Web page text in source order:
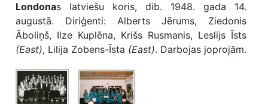
Londonas latviešu koris, dib. 1948. gada 14.
augustā. Diriģenti: Alberts Jērums, Ziedonis
Āboliņš, Ilze Kuplēna, Krišs Rusmanis, Leslijs Īsts
(East), Lilija Zobens-Īsta (East). Darbojas joprojām.